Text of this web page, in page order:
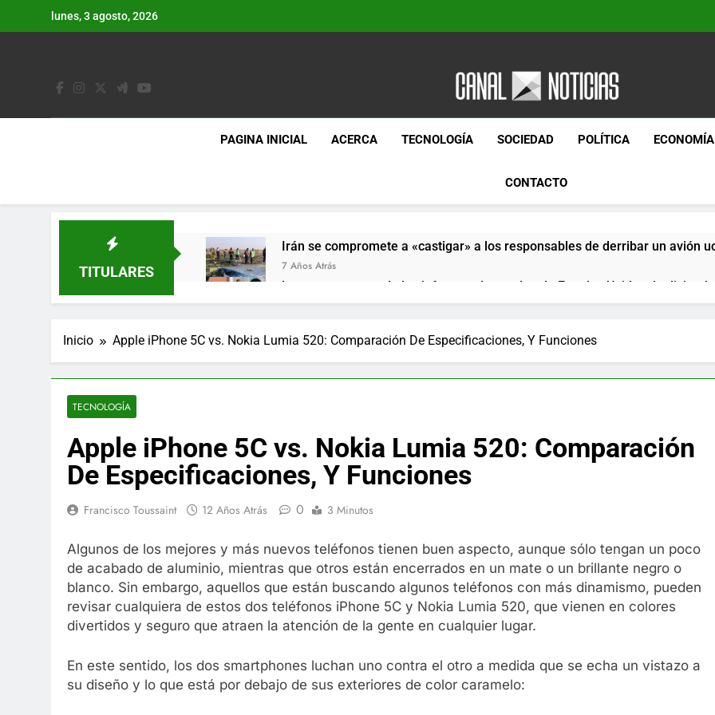
lunes, 3 agosto, 2026
Canal Noticias
Canal Noticias
PAGINA INICIAL ACERCA TECNOLOGÍA SOCIEDAD POLÍTICA ECONOMÍA
CONTACTO
TITULARES
Irán se compromete a «castigar» a los responsables de derribar un avión
7 Años Atrás
Lo que se espera de los informes de empleo de Estados Unidos de
7 Años Atrás
7 Años Atrás
El famoso chef y restaurador, Carl Ruiz, muere a los 44 años
Cápsulas Ultra Max Testo a Precios Especiales en México, Chile, Argentina,
Más
7 Años Atrás
7 Años Atrás
7 Años Atrás
Crucero en México te lleva a lugares paranormales con binoculares de
7 Años Atrás
La Inteligencia Artificial deepfake de Samsung fabrica un clip de
Inicio Apple iPhone 5C vs. Nokia Lumia 520: Comparación De Especificaciones, Y Funciones
TECNOLOGÍA
Apple iPhone 5C vs. Nokia Lumia 520: Comparación
De Especificaciones, Y Funciones
Francisco Toussaint 12 Años Atrás 0 3 Minutos
Algunos de los mejores y más nuevos teléfonos tienen buen aspecto, aunque sólo tengan un poco
de acabado de aluminio, mientras que otros están encerrados en un mate o un brillante negro o
blanco. Sin embargo, aquellos que están buscando algunos teléfonos con más dinamismo, pueden
revisar cualquiera de estos dos teléfonos iPhone 5C y Nokia Lumia 520, que vienen en colores
divertidos y seguro que atraen la atención de la gente en cualquier lugar.
En este sentido, los dos smartphones luchan uno contra el otro a medida que se echa un vistazo a
su diseño y lo que está por debajo de sus exteriores de color caramelo: